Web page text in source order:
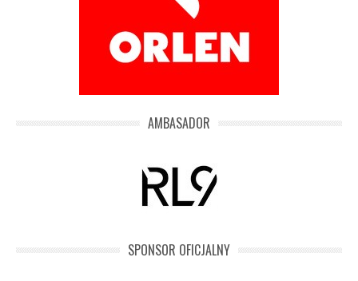
AMBASADOR
SPONSOR OFICJALNY